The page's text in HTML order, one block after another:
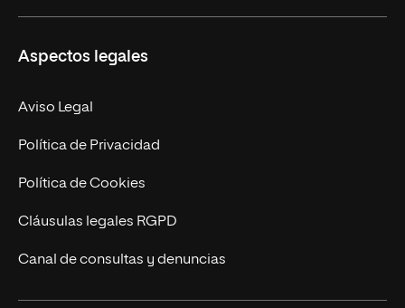
Doctorados
Experto Universitario
Postgrados
Cursos Universitarios
Facultades
Nuestro Equipo
Trabaja en UNIR
Actualidad
UNIR Revista
Eventos
Aspectos legales
Aviso Legal
Política de Privacidad
Política de Cookies
Cláusulas legales RGPD
Canal de consultas y denuncias